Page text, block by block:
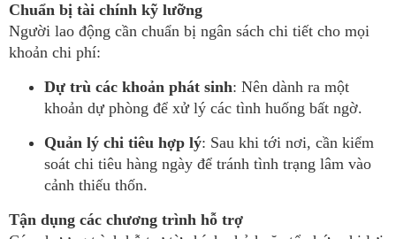
Chuẩn bị tài chính kỹ lưỡng
Người lao động cần chuẩn bị ngân sách chi tiết cho mọi
khoản chi phí:
Dự trù các khoản phát sinh: Nên dành ra một
khoản dự phòng để xử lý các tình huống bất ngờ.
Quản lý chi tiêu hợp lý: Sau khi tới nơi, cần kiểm
soát chi tiêu hàng ngày để tránh tình trạng lâm vào
cảnh thiếu thốn.
Tận dụng các chương trình hỗ trợ